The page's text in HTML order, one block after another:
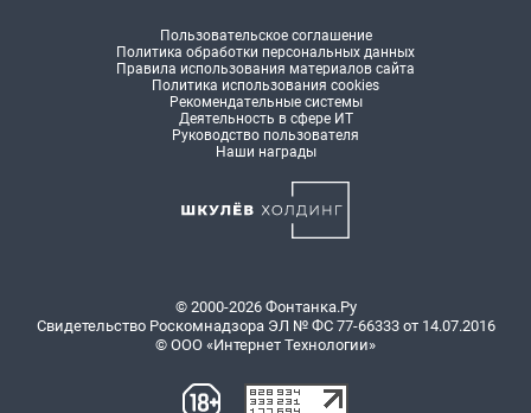
Пользовательское соглашение
Политика обработки персональных данных
Правила использования материалов сайта
Политика использования cookies
Рекомендательные системы
Деятельность в сфере ИТ
Руководство пользователя
Наши награды
© 2000-2026 Фонтанка.Ру
Свидетельство Роскомнадзора ЭЛ № ФС 77-66333 от 14.07.2016
© ООО «Интернет Технологии»